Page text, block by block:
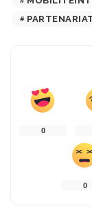
0
0